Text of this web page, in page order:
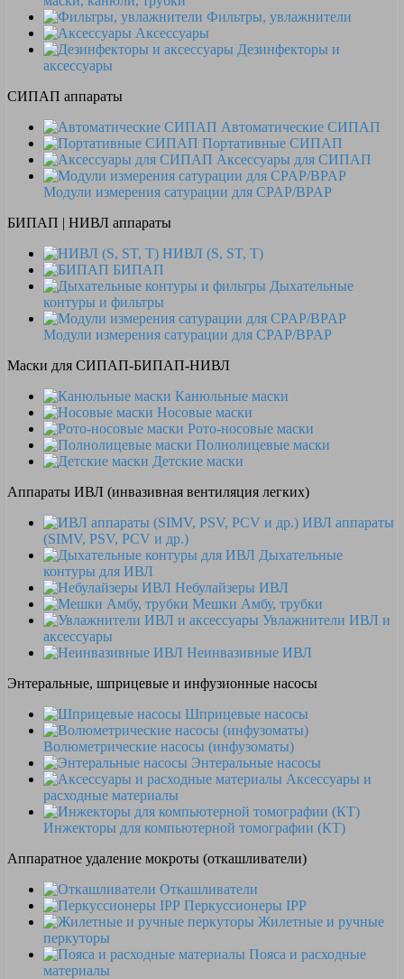
Фильтры, увлажнители
Аксессуары
Дезинфекторы и
аксессуары
СИПАП аппараты
Автоматические СИПАП
Портативные СИПАП
Аксессуары для СИПАП
Модули измерения сатурации для CPAP/BPAP
БИПАП | НИВЛ аппараты
НИВЛ (S, ST, T)
БИПАП
Дыхательные
контуры и фильтры
Модули измерения сатурации для CPAP/BPAP
Маски для СИПАП-БИПАП-НИВЛ
Канюльные маски
Носовые маски
Рото-носовые маски
Полнолицевые маски
Детские маски
Аппараты ИВЛ (инвазивная вентиляция легких)
ИВЛ аппараты
(SIMV, PSV, PCV и др.)
Дыхательные
контуры для ИВЛ
Небулайзеры ИВЛ
Мешки Амбу, трубки
Увлажнители ИВЛ и
аксессуары
Неинвазивные ИВЛ
Энтеральные, шприцевые и инфузионные насосы
Шприцевые насосы
Волюметрические насосы (инфузоматы)
Энтеральные насосы
Аксессуары и
расходные материалы
Инжекторы для компьютерной томографии (КТ)
Аппаратное удаление мокроты (откашливатели)
Откашливатели
Перкуссионеры IPP
Жилетные и ручные
перкуторы
Пояса и расходные
материалы